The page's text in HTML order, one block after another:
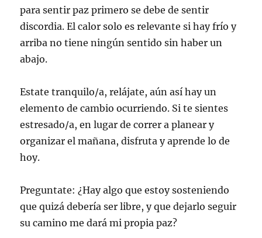
para sentir paz primero se debe de sentir
discordia. El calor solo es relevante si hay frío y
arriba no tiene ningún sentido sin haber un
abajo.
Estate tranquilo/a, relájate, aún así hay un
elemento de cambio ocurriendo. Si te sientes
estresado/a, en lugar de correr a planear y
organizar el mañana, disfruta y aprende lo de
hoy.
Preguntate: ¿Hay algo que estoy sosteniendo
que quizá debería ser libre, y que dejarlo seguir
su camino me dará mi propia paz?